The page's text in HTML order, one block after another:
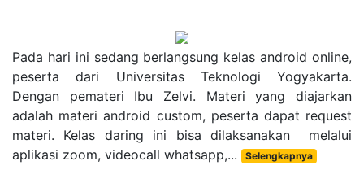
Pada hari ini sedang berlangsung kelas android online,
peserta dari Universitas Teknologi Yogyakarta.
Dengan pemateri Ibu Zelvi. Materi yang diajarkan
adalah materi android custom, peserta dapat request
materi. Kelas daring ini bisa dilaksanakan melalui
aplikasi zoom, videocall whatsapp,...
Selengkapnya